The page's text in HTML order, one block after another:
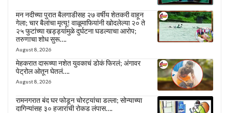
मन नदीच्या पुरात बैलगाडीसह २७ वर्षीय शेतकरी वाहून
गेला; चार बैलांचा मृत्यू! वाळूमाफियांनी खोदलेल्या २० ते
२५ फुटांच्या खड्ड्यांमुळे दुर्घटना घडल्याचा आरोप;
तरुणाचा शोध सुरू….
August 8, 2026
मेहकरात दारूच्या नशेत युवकाचं डोकं फिरलं; अंगावर
पेट्रोल ओतून घेतलं….
August 8, 2026
रामनगरात बंद घर फोडून चोरट्यांचा डल्ला; सोन्याच्या
दागिन्यांसह ३० हजारांची रोकड लंपास….